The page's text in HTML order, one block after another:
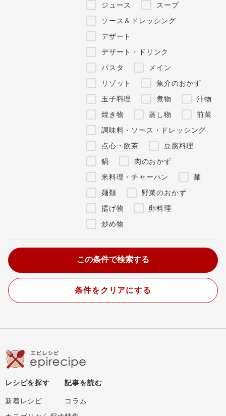
ジュース
スープ
ソース＆ドレッシング
デザート
デザート・ドリンク
パスタ
メイン
リゾット
魚介のおかず
玉子料理
煮物
汁物
焼き物
蒸し物
前菜
調味料・ソース・ドレッシング
点心・飲茶
豆腐料理
鍋
肉のおかず
米料理・チャーハン
麺
麺類
野菜のおかず
揚げ物
卵料理
炒め物
条件をクリアにする
レシピを探す
新着レシピ
記事を読む
コラム